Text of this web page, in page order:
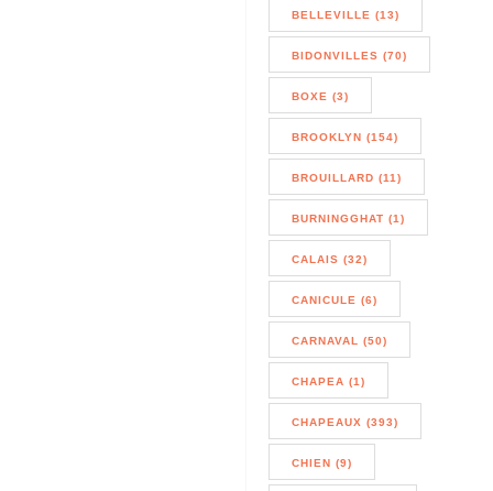
BELLEVILLE (13)
BIDONVILLES (70)
BOXE (3)
BROOKLYN (154)
BROUILLARD (11)
BURNINGGHAT (1)
CALAIS (32)
CANICULE (6)
CARNAVAL (50)
CHAPEA (1)
CHAPEAUX (393)
CHIEN (9)